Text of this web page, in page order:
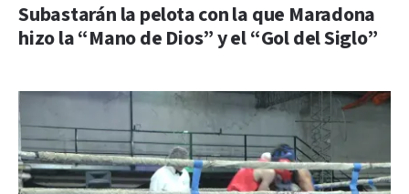
Subastarán la pelota con la que Maradona
hizo la “Mano de Dios” y el “Gol del Siglo”